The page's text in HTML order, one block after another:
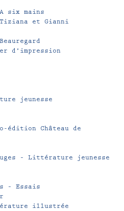
six mains
et Gianni
d’impression
jeunesse
édition Château de
– Littérature jeunesse
– Essais
illustrée